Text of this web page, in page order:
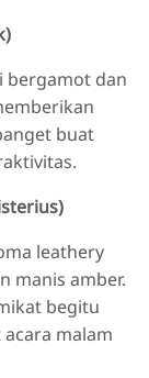
bergamot dan
buat
leathery
manis amber.
begitu
malam